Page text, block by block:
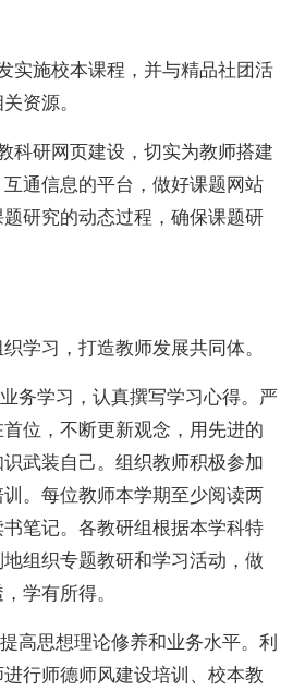
实施校本课程，并与精品社团活
资源。
科研网页建设，切实为教师搭建
通信息的平台，做好课题网站
研究的动态过程，确保课题研
织学习，打造教师发展共同体。
务学习，认真撰写学习心得。严
位，不断更新观念，用先进的
武装自己。组织教师积极参加
。每位教师本学期至少阅读两
笔记。各教研组根据本学科特
组织专题教研和学习活动，做
学有所得。
高思想理论修养和业务水平。利
行师德师风建设培训、校本教